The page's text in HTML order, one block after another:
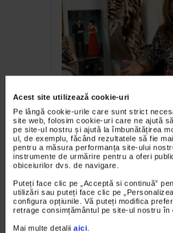
Acest site utilizează cookie-uri
Pe lângă cookie-urile care sunt strict
site web, folosim cookie-uri care ne ajută
pe site-ul nostru și ajută la îmbunătățirea
ul, de exemplu, făcând rezultatele să fie
pentru a măsura performanța site-ului
instrumente de urmărire pentru a oferi
obiceiurilor dvs. de navigare.
Puteți face clic pe „Acceptă si continuă”
utilizări sau puteți face clic pe
configura opțiunile. Vă puteți modifica
retrage consimțământul pe site-ul nostru în
Mai multe detalii aici
Ellis – O modă